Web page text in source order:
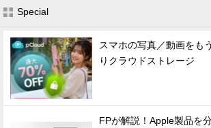
Special
スマホの写真／動画をも
りクラウドストレージ
FPが解説！Apple製品を